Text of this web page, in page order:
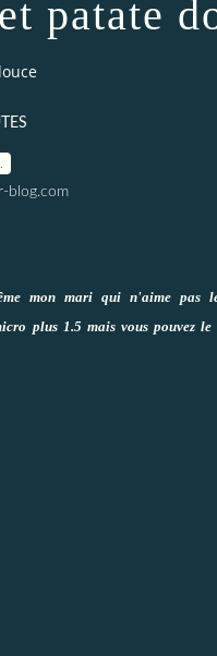
patate
blog.com
mon mari qui n'aime pas
plus 1.5 mais vous pouvez